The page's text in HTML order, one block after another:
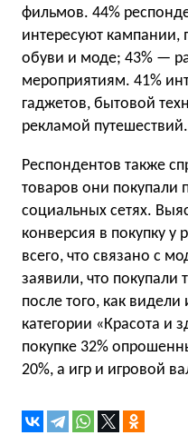
фильмов. 44%
интересуют
обуви и моде; 43% —
мероприятиям. 41%
гаджетов, бытовой
рекламой путешествий.
Респондентов также
товаров они покупали
социальных сетях.
конверсия в покупку
всего, что связано с
заявили, что покупали
после того, как
категории «Красота и
покупке 32%
20%, а игр и игровой